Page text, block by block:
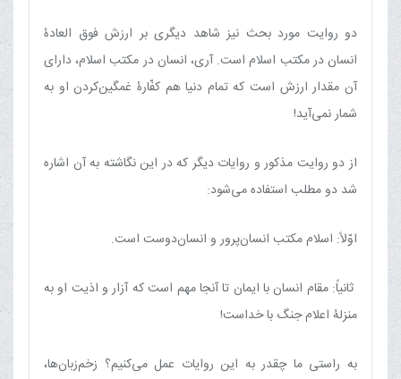
دو روایت مورد بحث نیز شاهد دیگری بر ارزش فوق العادۀ
انسان در مكتب اسلام است. آری، انسان در مكتب اسلام، دارای
آن مقدار ارزش است كه تمام دنیا هم كفّارۀ غمگین‌كردن او به
شمار نمی‌آید!
از دو روایت مذكور و روایات دیگر که در این نگاشته به آن اشاره
شد دو مطلب استفاده می‌شود:
اوّلاً: اسلام مكتب انسان‌پرور و انسان‌دوست است.
ثانیاً: مقام انسان با ایمان تا آنجا مهم است كه آزار و اذیت او به
منزلۀ اعلام جنگ با خداست!
به راستی ما چقدر به این روایات عمل می‌كنیم‌؟ زخم‌زبان‌ها،